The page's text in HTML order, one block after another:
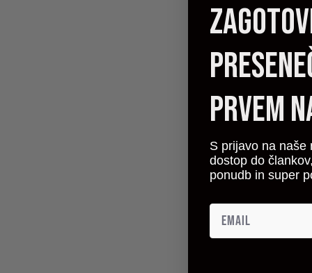
prvem
S prijavo na naše
dostop do
ponudb in super